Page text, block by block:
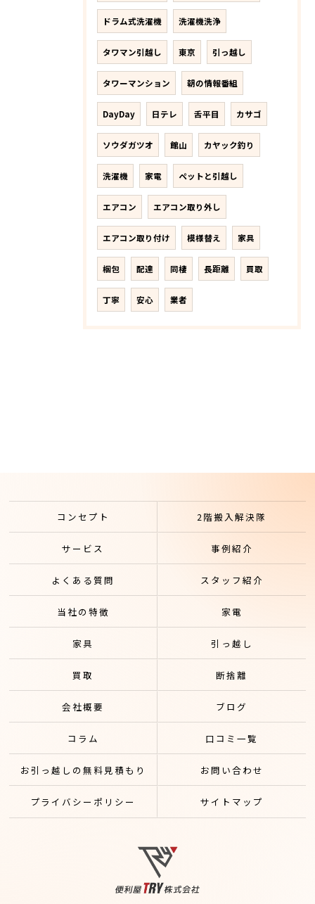
ドラム式洗濯機 洗濯機洗浄
タワマン引越し 東京 引っ越し
タワーマンション 朝の情報番組
DayDay 日テレ 舌平目 カサゴ
ソウダガツオ 館山 カヤック釣り
洗濯機 家電 ペットと引越し
エアコン エアコン取り外し
エアコン取り付け 模様替え 家具
梱包 配達 同棲 長距離 買取
丁寧 安心 業者
コンセプト 2階搬入解決隊
サービス 事例紹介
よくある質問 スタッフ紹介
当社の特徴 家電
家具 引っ越し
買取 断捨離
会社概要 ブログ
コラム 口コミ一覧
お引っ越しの無料見積もり お問い合わせ
プライバシーポリシー サイトマップ